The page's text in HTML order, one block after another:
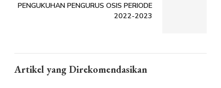
PENGUKUHAN PENGURUS OSIS PERIODE
2022-2023
Artikel yang Direkomendasikan